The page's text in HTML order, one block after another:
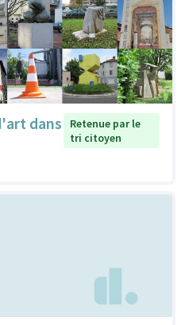
dans
Retenue par le
tri citoyen